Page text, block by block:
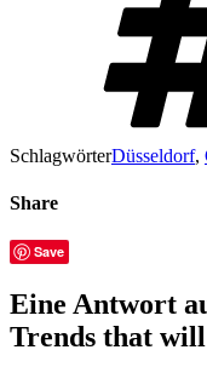
SchlagwörterDüsseldorf,
Share
Save
Eine Antwort
Trends that